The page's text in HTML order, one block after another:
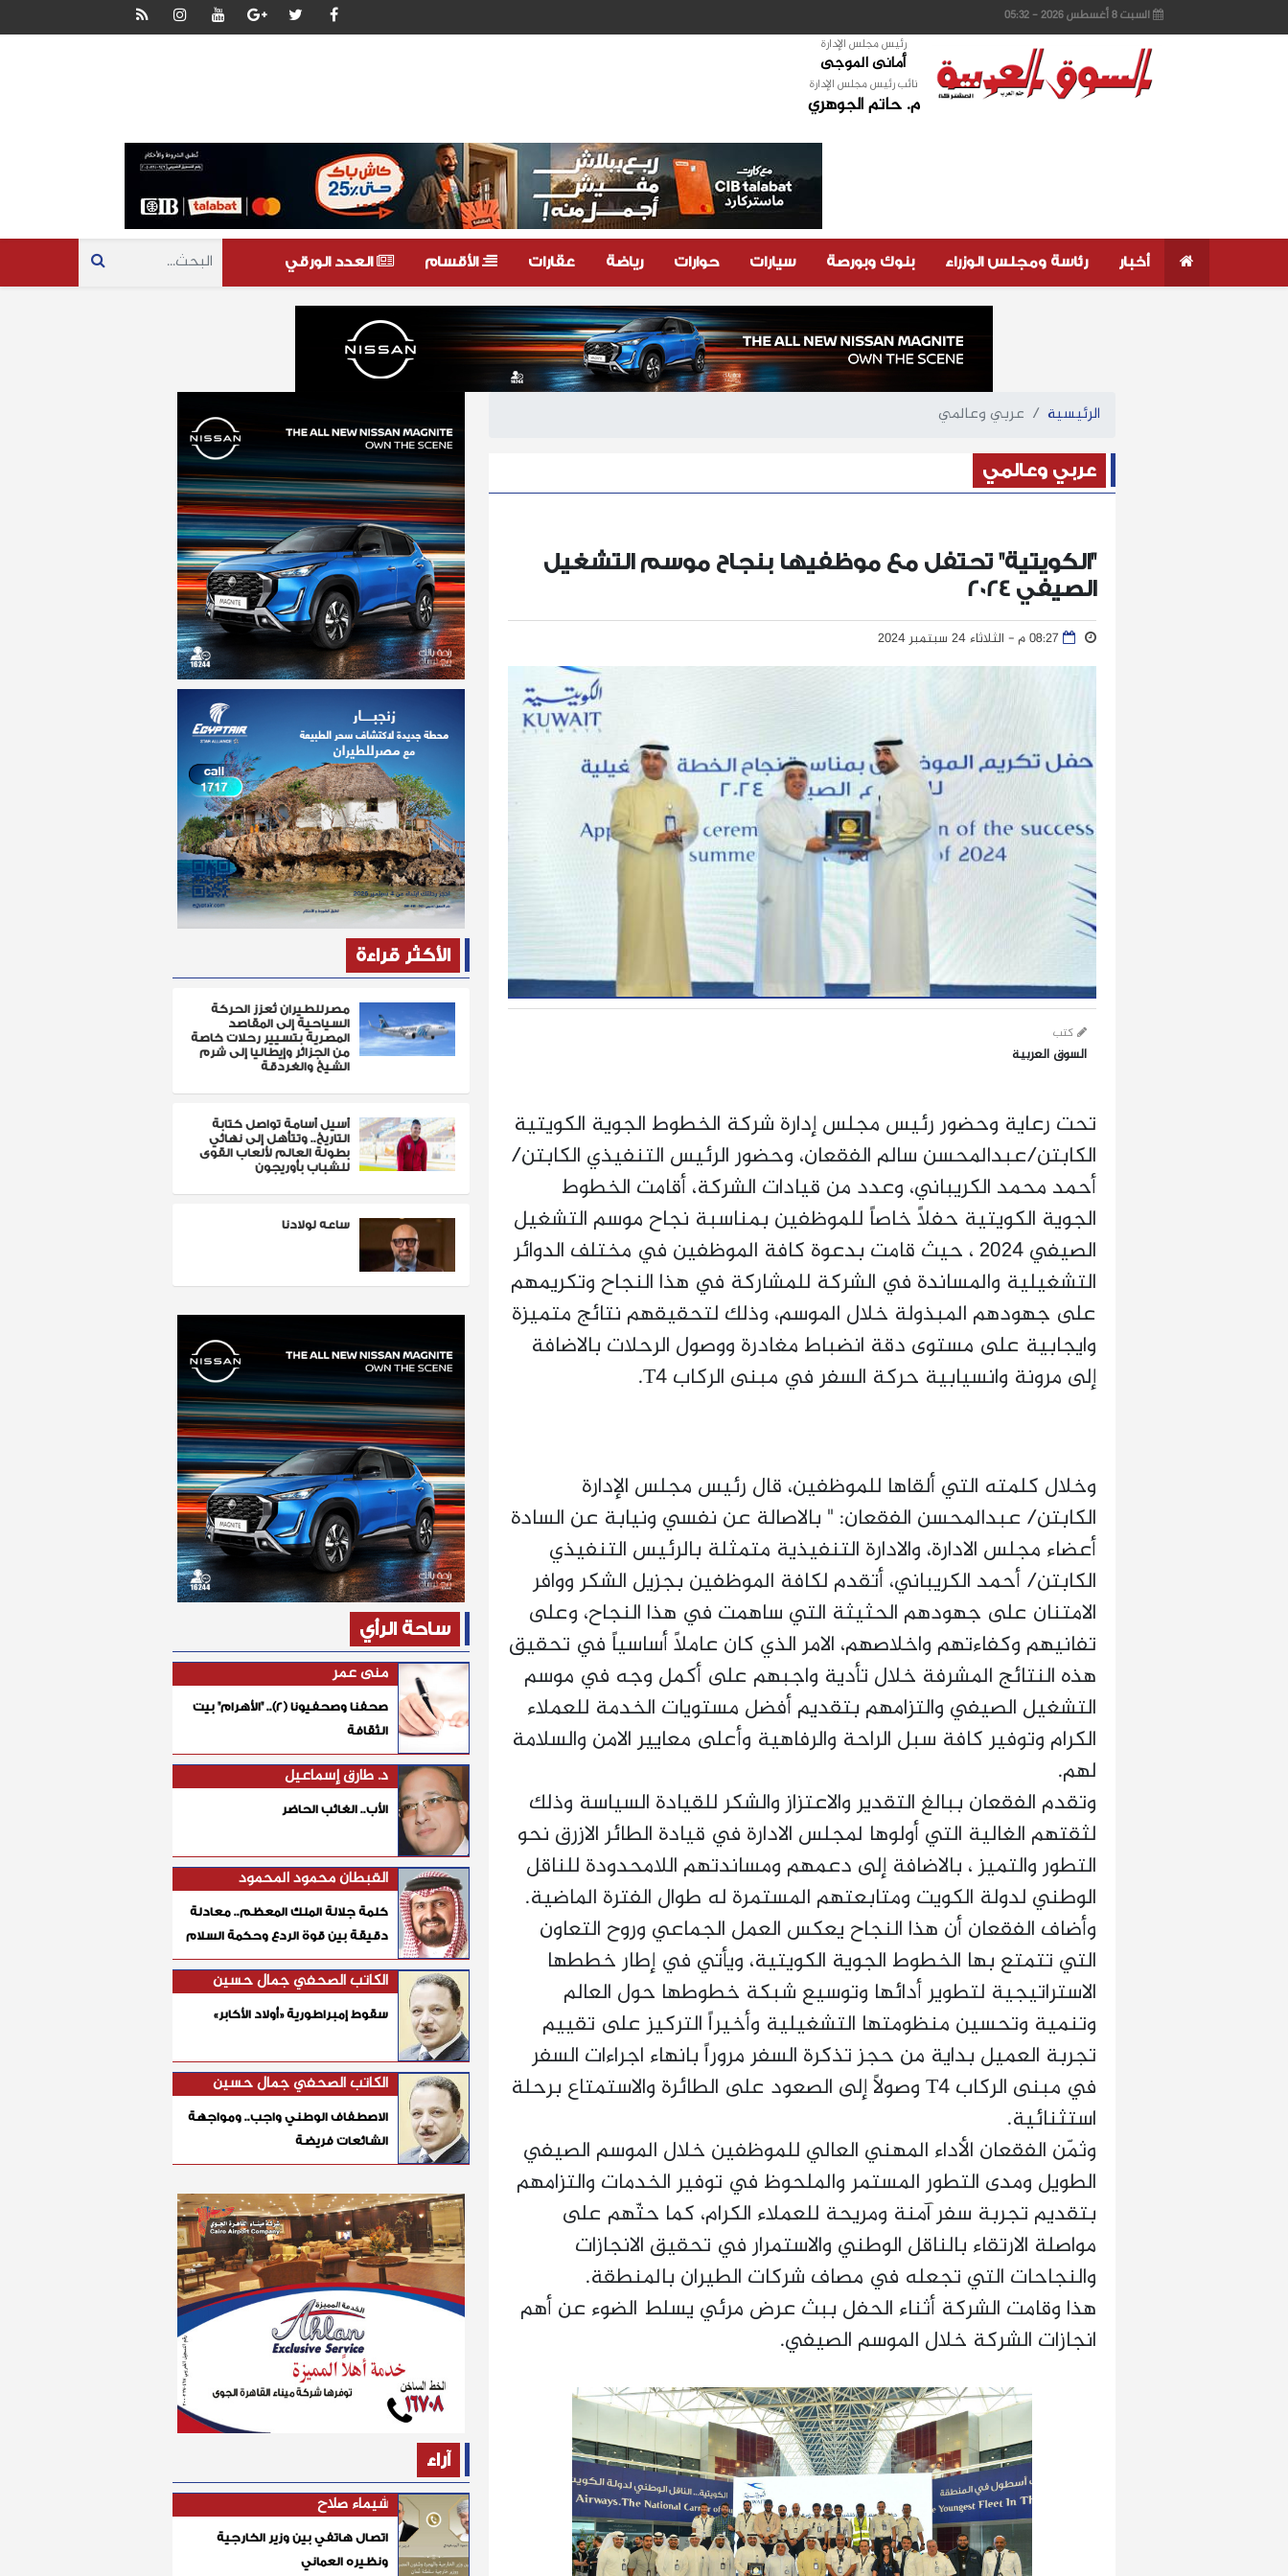
السبت 8 أغسطس 2026 - 05:32
رئيس مجلس الإدارة
أمانى الموجى
نائب رئيس مجلس الإدارة
م. حاتم الجوهري
أخبار رئاسة ومجلس الوزراء بنوك وبورصة سيارات حوارات رياضة عقارات الأقسام العدد الورقي
الرئيسية عربي وعالمي
عربي وعالمي
"الكويتية" تحتفل مع موظفيها بنجاح موسم التشغيل
الصيفي 2024
كتب
السوق العربية
تحت رعاية وحضور رئيس مجلس إدارة شركة الخطوط الجوية الكويتية
الكابتن/عبدالمحسن سالم الفقعان، وحضور الرئيس التنفيذي الكابتن/
أحمد محمد الكريباني، وعدد من قيادات الشركة، أقامت الخطوط
الجوية الكويتية حفلاً خاصاً للموظفين بمناسبة نجاح موسم التشغيل
الصيفي 2024 ، حيث قامت بدعوة كافة الموظفين في مختلف الدوائر
التشغيلية والمساندة في الشركة للمشاركة في هذا النجاح وتكريمهم
على جهودهم المبذولة خلال الموسم، وذلك لتحقيقهم نتائج متميزة
وايجابية على مستوى دقة انضباط مغادرة ووصول الرحلات بالاضافة
إلى مرونة وانسيابية حركة السفر في مبنى الركاب T4.
وخلال كلمته التي ألقاها للموظفين، قال رئيس مجلس الإدارة
الكابتن/ عبدالمحسن الفقعان: " بالاصالة عن نفسي ونيابة عن السادة
أعضاء مجلس الادارة، والادارة التنفيذية متمثلة بالرئيس التنفيذي
الكابتن/ أحمد الكريباني، أتقدم لكافة الموظفين بجزيل الشكر ووافر
الامتنان على جهودهم الحثيثة التي ساهمت في هذا النجاح، وعلى
تفانيهم وكفاءتهم واخلاصهم، الامر الذي كان عاملاً أساسياً في تحقيق
هذه النتائج المشرفة خلال تأدية واجبهم على أكمل وجه في موسم
التشغيل الصيفي والتزامهم بتقديم أفضل مستويات الخدمة للعملاء
الكرام وتوفير كافة سبل الراحة والرفاهية وأعلى معايير الامن والسلامة
لهم.
وتقدم الفقعان ببالغ التقدير والاعتزاز والشكر للقيادة السياسة وذلك
لثقتهم الغالية التي أولوها لمجلس الادارة في قيادة الطائر الازرق نحو
التطور والتميز ، بالاضافة إلى دعمهم ومساندتهم اللامحدودة للناقل
الوطني لدولة الكويت ومتابعتهم المستمرة له طوال الفترة الماضية.
وأضاف الفقعان أن هذا النجاح يعكس العمل الجماعي وروح التعاون
التي تتمتع بها الخطوط الجوية الكويتية، ويأتي في إطار خططها
الاستراتيجية لتطوير أدائها وتوسيع شبكة خطوطها حول العالم
وتنمية وتحسين منظومتها التشغيلية وأخيراً التركيز على تقييم
تجربة العميل بداية من حجز تذكرة السفر مروراً بانهاء اجراءات السفر
في مبنى الركاب T4 وصولاً إلى الصعود على الطائرة والاستمتاع برحلة
استثنائية.
وثمّن الفقعان الأداء المهني العالي للموظفين خلال الموسم الصيفي
الطويل ومدى التطور المستمر والملحوظ في توفير الخدمات والتزامهم
بتقديم تجربة سفر آمنة ومريحة للعملاء الكرام، كما حثّهم على
مواصلة الارتقاء بالناقل الوطني والاستمرار في تحقيق الانجازات
والنجاحات التي تجعله في مصاف شركات الطيران بالمنطقة.
هذا وقامت الشركة أثناء الحفل ببث عرض مرئي يسلط الضوء عن أهم
انجازات الشركة خلال الموسم الصيفي.
الأكثر قراءة
مصرللطيران تُعزز الحركة
السياحية إلى المقاصد
المصرية بتسيير رحلات خاصة
من الجزائر وإيطاليا إلى شرم
الشيخ والغردقة
أسيل أسامة تواصل كتابة
التاريخ.. وتتأهل إلى نهائي
بطولة العالم لألعاب القوى
للشباب بأوريجون
ساعه لولادنا
ساحة الرأي
منى عمر
صحفنا وصحفيونا (٢).. "الأهرام" بيت
الثقافة
د. طارق إسماعيل
الأب.. الغائب الحاضر
القبطان محمود المحمود
كلمة جلالة الملك المعظم.. معادلة
دقيقة بين قوة الردع وحكمة السلام
الكاتب الصحفي جمال حسين
سقوط إمبراطورية «أولاد الأكابر»
الكاتب الصحفي جمال حسين
الاصطفاف الوطني واجب.. ومواجهة
الشائعات فريضة
آراء
شيماء صلاح
اتصال هاتفي بين وزير الخارجية
ونظيره العماني